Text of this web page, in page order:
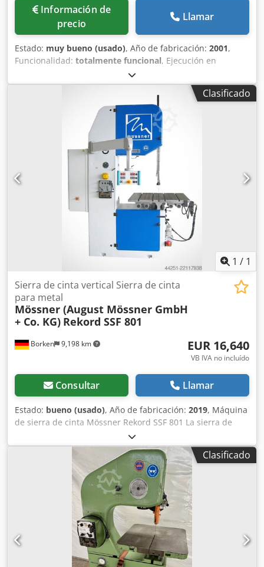
Información de
precio
Llamar
Estado: muy bueno (usado), Año de fabricación: 2001,
Funcionalidad: totalmente funcional, Ejecución en
fundición, puertas con cierre de seguridad; recubrimiento
de rodillos transportadores en muy buen estado; voladizo
de 500 mm; parada de emergencia (NOT-AUS); Dsdpozgr S
Clasificado
1 / 1
Borken 9,198 km
Sierra de cinta vertical Sierra de cinta
para metal
Mössner (August Mössner GmbH
+ Co. KG) Rekord SSF 801
EUR 16,640
VB IVA no incluído
Consultar Llamar
Estado: bueno (usado), Año de fabricación: 2019, Máquina
de sierra de cinta Mössner Rekord SSF 801 La sierra de
cinta Mössner de mayor rendimiento, diseñada para
situaciones en las que se requiere el máximo rendimiento.
El modelo estrella absoluto entre las sierras de cinta
verticales de alto rendimiento. Esta máquina representa la
máxima precisión, una gran suavidad de funcionamiento y
una durabilidad excepcional en condiciones de uso
industrial continuas. Equipamiento básico de la sierra de
cinta: Base de la sierra de cinta con una estructura
robusta de hierro fundido. Velocidades de corte ajustables
mediante un variador de frecuencia y un motor trifásico
con un potenciómetro. Caja de cambios de 2 velocidades o
Clasificado